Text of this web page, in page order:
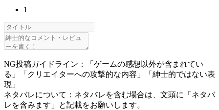
1
NG投稿ガイドライン：「ゲームの感想以外が含まれてい
る」「クリエイターへの攻撃的な内容」「紳士的ではない表
現」
ネタバレについて：ネタバレを含む場合は、文頭に「ネタバ
レを含みます」と記載をお願いします。